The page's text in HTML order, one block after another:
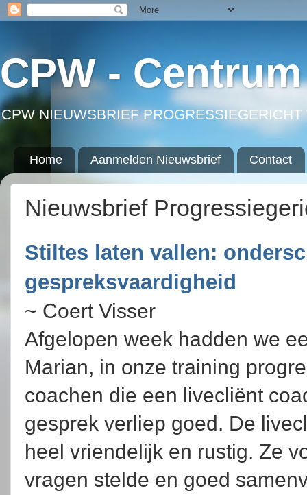
CPW -
CPW NIEUWSBRIEF
Home Aanmelden Nieuwsbrief Contact
Nieuwsbrief
Stiltes laten vallen:
gespreksvaardigheid
~ Coert Visser
Afgelopen week hadden we
Marian, in onze training
coachen die een livecliënt
gesprek verliep goed. De
heel vriendelijk en rustig. Ze
vragen stelde en goed